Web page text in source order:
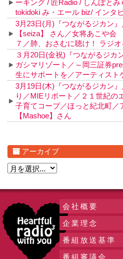
ーキング / 匠Radio / しんぽとみ
tokidoki み・エール biz/ インタ
3月23日(月)『つながるジカン
【seiza】 さん／女将あこや
７／肺、おさむに聴け！ ラジ
３月20日(金祝)『つながるジカ
ガシマリゾート／～岡三証券
生にサポートを／アーティスト
3月19日(木)『つながるジカン
り／MIEリポート／２１世紀の
子育てコープ／ほっと紀北町／
【Mashoe】さん
アーカイブ
会社概要
企業理念
番組放送基準
番組審議会